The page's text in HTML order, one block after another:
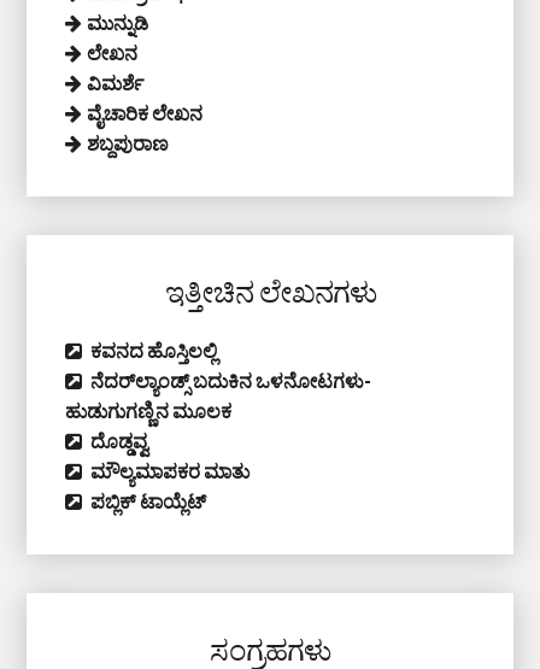
ಮುನ್ನುಡಿ
ಲೇಖನ
ವಿಮರ್ಶೆ
ವೈಚಾರಿಕ ಲೇಖನ
ಶಬ್ದಪುರಾಣ
ಇತ್ತೀಚಿನ ಲೇಖನಗಳು
ಕವನದ ಹೊಸ್ತಿಲಲ್ಲಿ
ನೆದರ್‌ಲ್ಯಾಂಡ್ಸ್‌ ಬದುಕಿನ ಒಳನೋಟಗಳು-
ಹುಡುಗುಗಣ್ಣಿನ ಮೂಲಕ
ದೊಡ್ಡವ್ವ
ಮೌಲ್ಯಮಾಪಕರ ಮಾತು
ಪಬ್ಲಿಕ್‌ ಟಾಯ್ಲೆಟ್‌
ಸಂಗ್ರಹಗಳು